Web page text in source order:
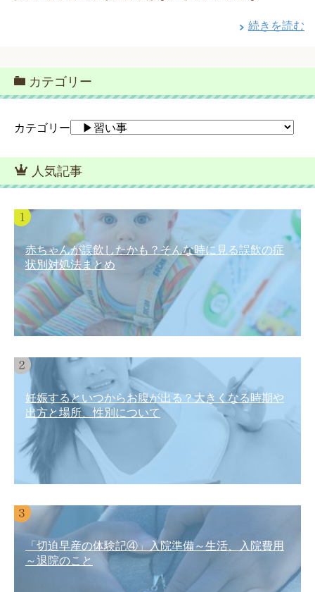
続きを読む
カテゴリー
カテゴリー
人気記事
赤ちゃんが誤飲したかも？そんな時に見る誤飲の症
状別対処法まとめ
妊娠するといつからお腹が出る？大きくなる時期や
出方と場所、性別について
「切迫早産の体験記④」入院準備～生活、入院費用
～退院のこと